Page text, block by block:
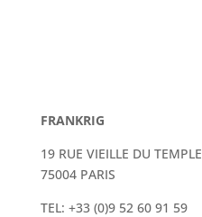
FRANKRIG
19 RUE VIEILLE DU TEMPLE
75004 PARIS
TEL: +33 (0)9 52 60 91 59